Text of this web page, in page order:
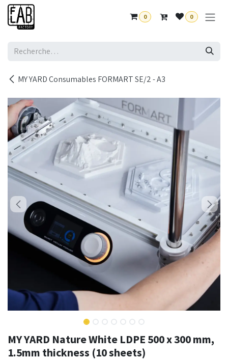
Se rendre au contenu
0 0
MY YARD Consumables FORMART SE/2 - A3
MY YARD Nature White LDPE 500 x 300 mm,
1.5mm thickness (10 sheets)